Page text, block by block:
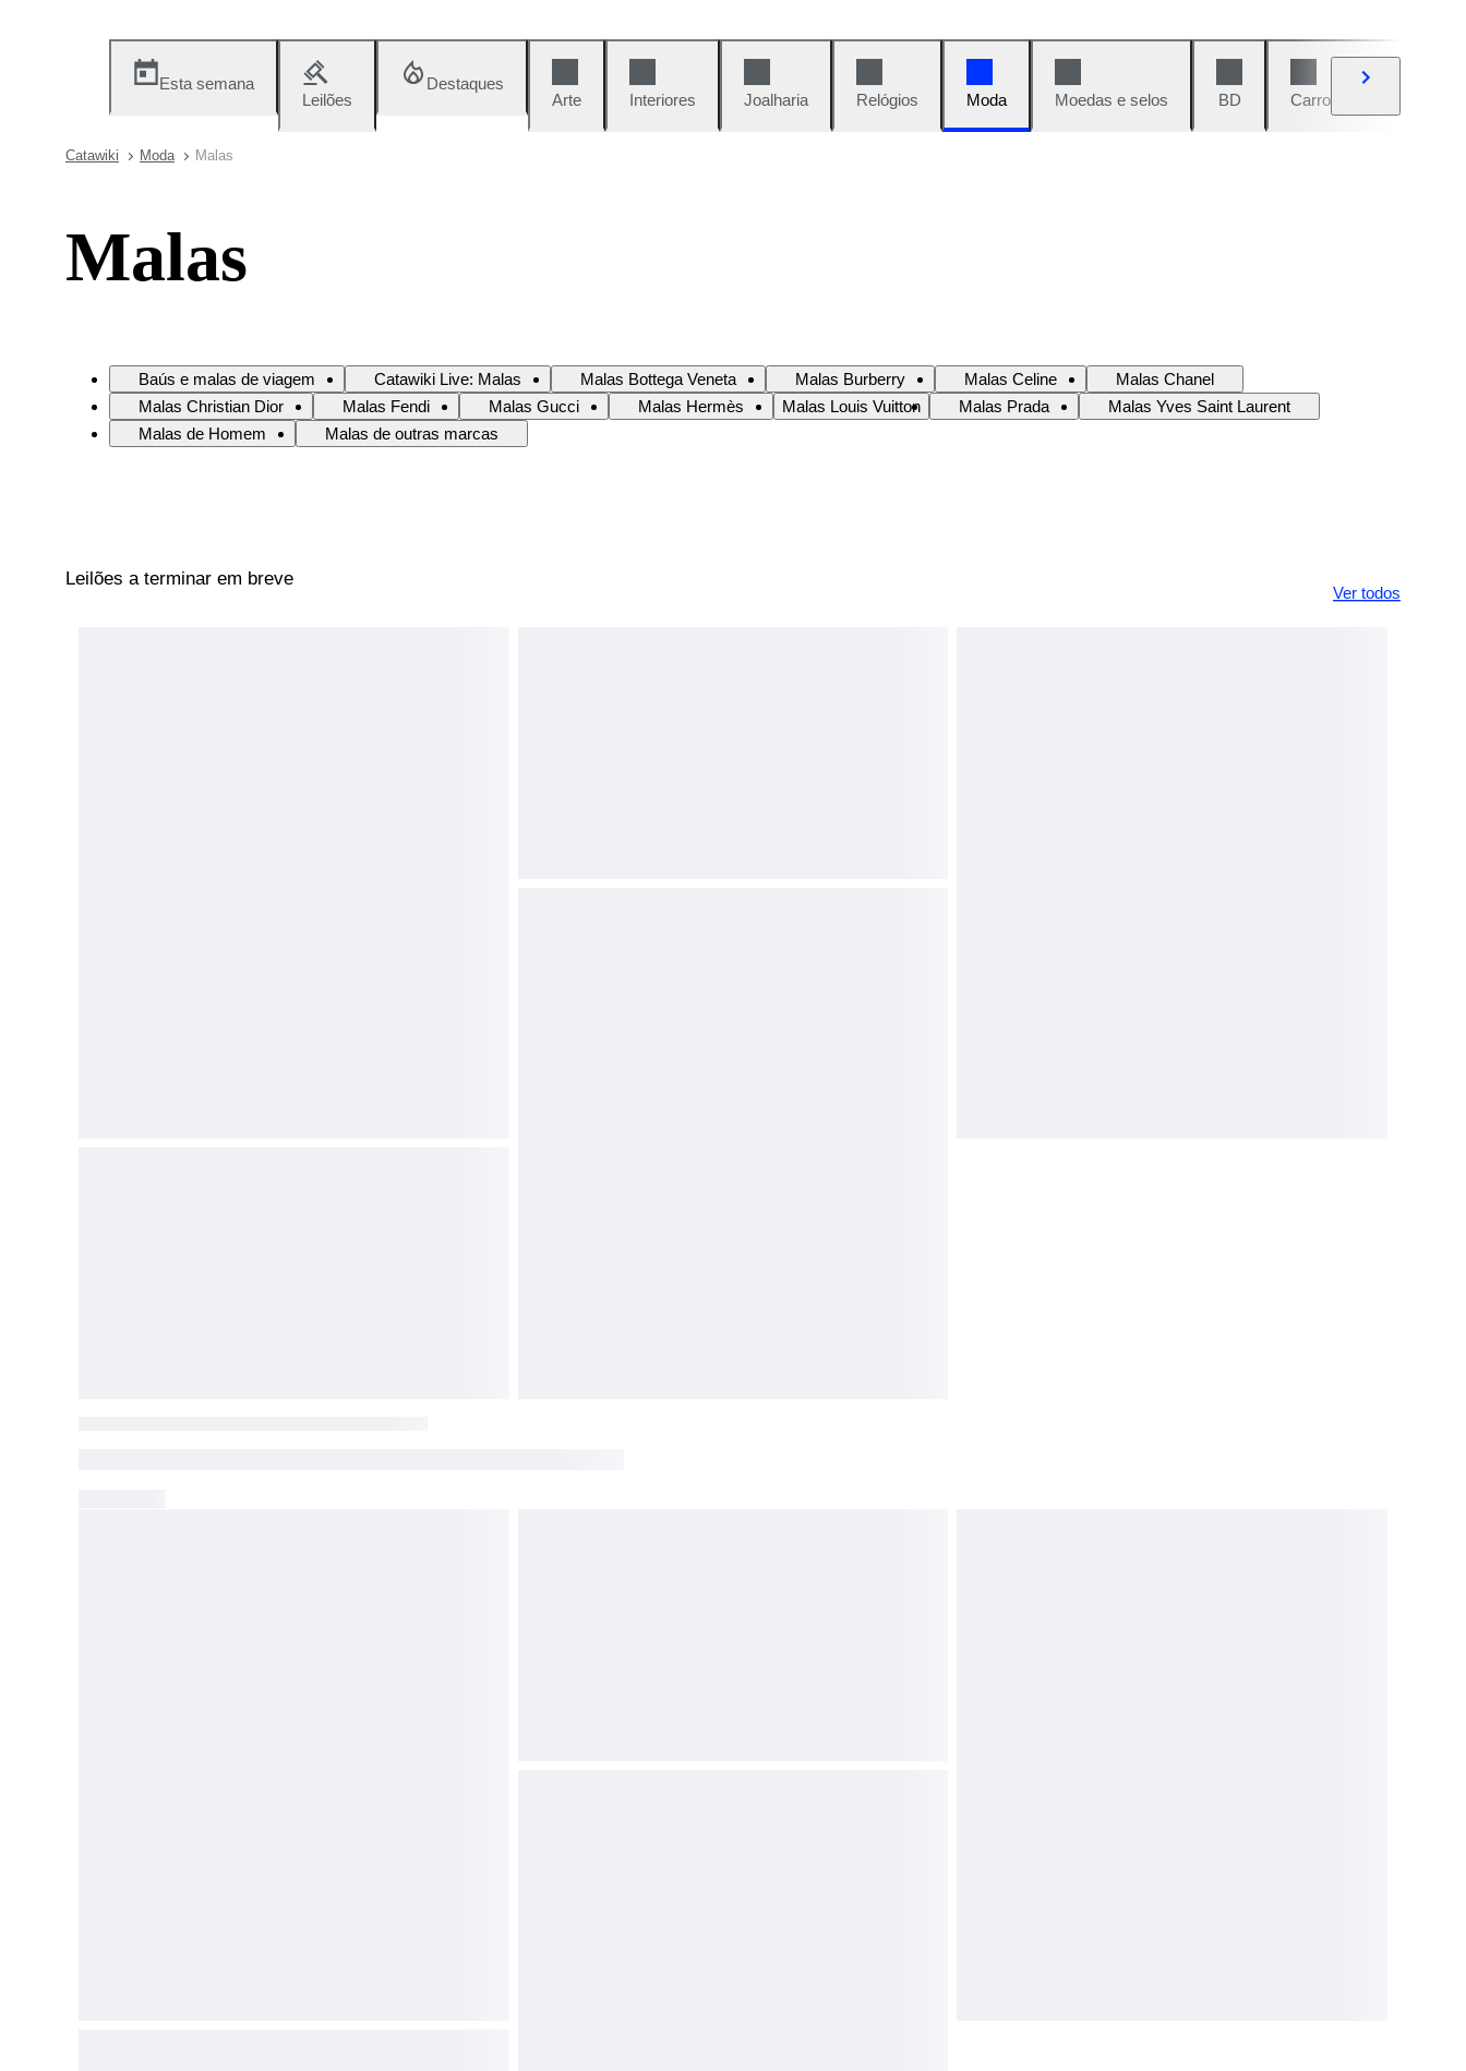
Esta semana
Leilões
Destaques
Arte
Interiores Joalharia Relógios Moda Moedas e selos BD Carros e motos
Catawiki Moda Malas
Malas
Baús e malas de viagem Catawiki Live: Malas Malas Bottega Veneta Malas Burberry Malas Celine
Malas Chanel
Malas Christian Dior
Malas Fendi Malas Gucci Malas Hermès Malas Louis Vuitton Malas Prada
Malas Yves Saint Laurent
Malas de Homem
Malas de outras marcas
Leilões a terminar em breve
Ver todos